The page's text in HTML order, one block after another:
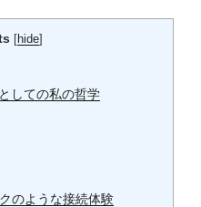
[hide]
しての私の哲学
のような接続体験